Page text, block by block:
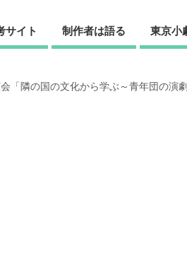
サイト 制作者は語る 東京小
「隣の国の文化から学ぶ～青年団の演劇